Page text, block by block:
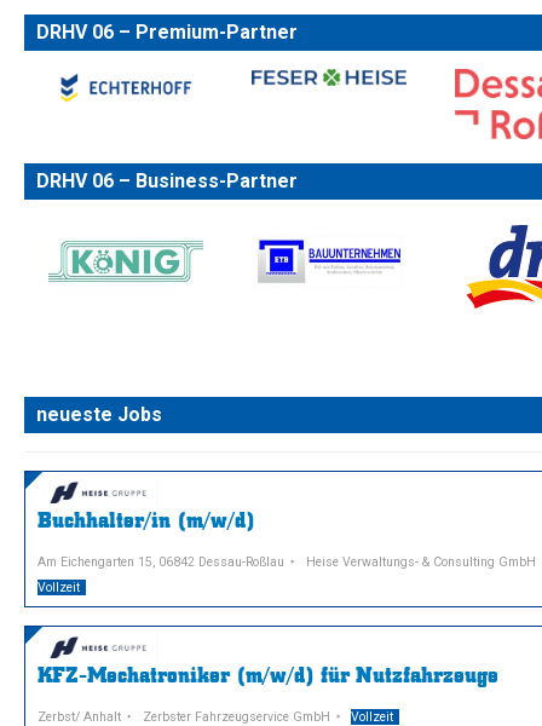
DRHV 06 – Premium-Partner
DRHV 06 – Business-Partner
neueste Jobs
Buchhalter/in (m/w/d)
Am Eichengarten 15, 06842 Dessau-Roßlau
Heise Verwaltungs- & Consulting GmbH
Vollzeit
KFZ-Mechatroniker (m/w/d) für Nutzfahrzeuge
Zerbst/ Anhalt Zerbster Fahrzeugservice GmbH Vollzeit